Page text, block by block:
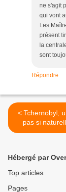
ne s'agit
qui vont
Les
présent
la
sont
Répondre
< Tchernobyl, une histoire
pas si
Hébergé par
Top articles
Pages